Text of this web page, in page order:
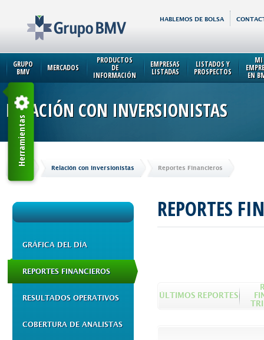
HABLEMOS DE BOLSA
GRUPO
BMV MERCADOS
PRODUCTOS
DE
INFORMACIÓN
EMPRESAS
LISTADAS
LISTADOS Y
PROSPECTOS
MI
EN
RELACIÓN CON INVERSIONISTAS
Inicio Relación con Inversionistas Reportes Financieros
GRÁFICA DEL DÍA
REPORTES FINANCIEROS
RESULTADOS OPERATIVOS
COBERTURA DE ANALISTAS
REPORTES
ÚLTIMOS REPORTES
Herramientas